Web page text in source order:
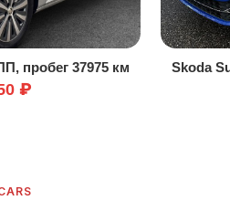
пробег 37975 км
₽
Skoda